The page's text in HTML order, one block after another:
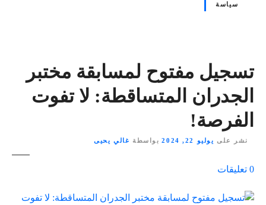
سياسة
تسجيل مفتوح لمسابقة مختبر
الجدران المتساقطة: لا تفوت
الفرصة!
نشر على يوليو 22, 2024 بواسطة غالي يحيى
0 تعليقات
ى